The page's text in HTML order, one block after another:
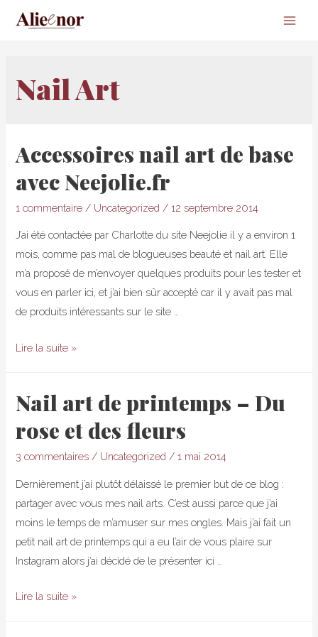
Nail Art
Accessoires nail art de base
avec Neejolie.fr
1 commentaire / Uncategorized /12 septembre 2014
J’ai été contactée par Charlotte du site Neejolie il y a environ 1
mois, comme pas mal de blogueuses beauté et nail art. Elle
m’a proposé de m’envoyer quelques produits pour les tester et
vous en parler ici, et j’ai bien sûr accepté car il y avait pas mal
de produits intéressants sur le site …
Accessoires
de
avec
Neejolie.fr
Lire la suite »
Nail art de printemps – Du
rose et des fleurs
3 commentaires / Uncategorized /1 mai 2014
Dernièrement j’ai plutôt délaissé le premier but de ce blog :
partager avec vous mes nail arts. C’est aussi parce que j’ai
moins le temps de m’amuser sur mes ongles. Mais j’ai fait un
petit nail art de printemps qui a eu l’air de vous plaire sur
Instagram alors j’ai décidé de le présenter ici …
Nail
Lire la suite »